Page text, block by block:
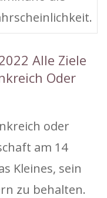
Alle Ziele
Oder
oder
am 14
Kleines, sein
zu behalten.